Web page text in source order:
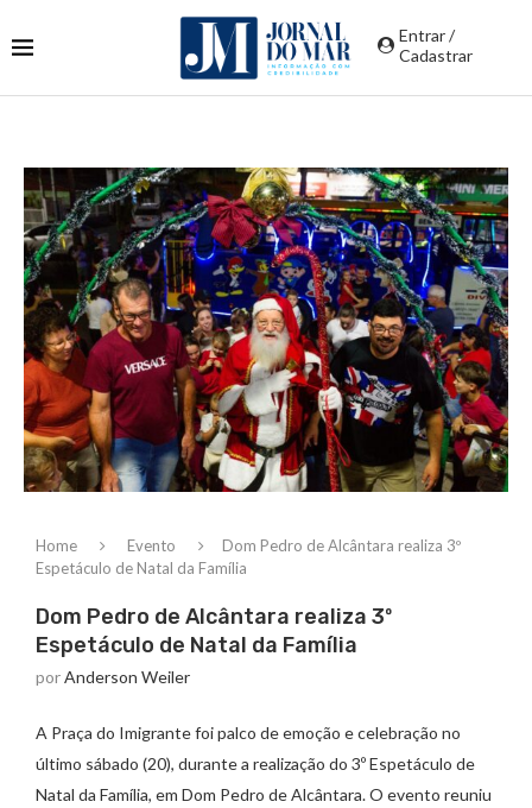
Entrar /
Cadastrar
Home Evento
Dom Pedro de Alcântara realiza 3º
Espetáculo de Natal da Família
Dom Pedro de Alcântara realiza 3º
Espetáculo de Natal da Família
porAnderson Weiler
A Praça do Imigrante foi palco de emoção e celebração no
último sábado (20), durante a realização do 3º Espetáculo de
Natal da Família, em Dom Pedro de Alcântara. O evento reuniu